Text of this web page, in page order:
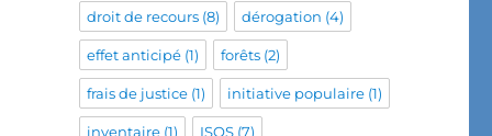
droit de recours(8) dérogation (4)
effet anticipé(1) forêts(2)
frais de justice(1) initiative populaire(1)
inventaire(1) ISOS(7)